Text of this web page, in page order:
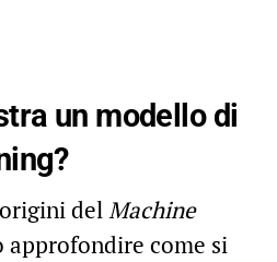
un modello di
delMachine
approfondire come si